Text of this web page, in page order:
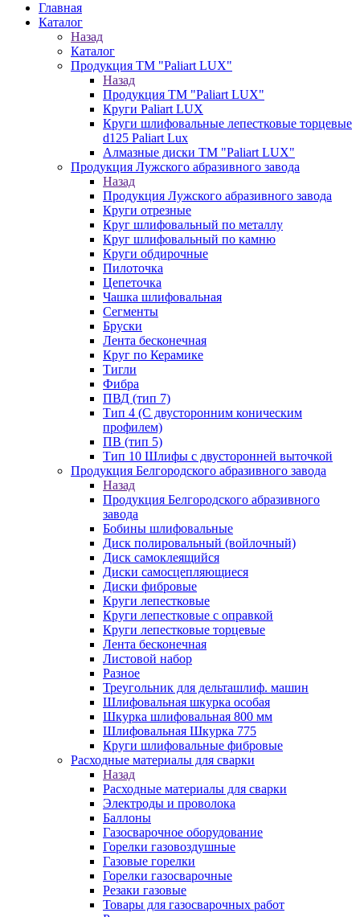
Главная
Каталог
Назад
Каталог
Продукция ТМ "Paliart LUX"
Назад
Продукция ТМ "Paliart LUX"
Круги Paliart LUX
Круги шлифовальные лепестковые торцевые
d125 Paliart Lux
Алмазные диски ТМ "Paliart LUX"
Продукция Лужского абразивного завода
Назад
Продукция Лужского абразивного завода
Круги отрезные
Круг шлифовальный по металлу
Круг шлифовальный по камню
Круги обдирочные
Пилоточка
Цепеточка
Чашка шлифовальная
Сегменты
Бруски
Лента бесконечная
Круг по Керамике
Тигли
Фибра
ПВД (тип 7)
Тип 4 (С двусторонним коническим
профилем)
ПВ (тип 5)
Тип 10 Шлифы с двусторонней выточкой
Продукция Белгородского абразивного завода
Назад
Продукция Белгородского абразивного
завода
Бобины шлифовальные
Диск полировальный (войлочный)
Диск самоклеящийся
Диски самосцепляющиеся
Диски фибровые
Круги лепестковые
Круги лепестковые с оправкой
Круги лепестковые торцевые
Лента бесконечная
Листовой набор
Разное
Треугольник для дельташлиф. машин
Шлифовальная шкурка особая
Шкурка шлифовальная 800 мм
Шлифовальная Шкурка 775
Круги шлифовальные фибровые
Расходные материалы для сварки
Назад
Расходные материалы для сварки
Электроды и проволока
Баллоны
Газосварочное оборудование
Горелки газовоздушные
Газовые горелки
Горелки газосварочные
Резаки газовые
Товары для газосварочных работ